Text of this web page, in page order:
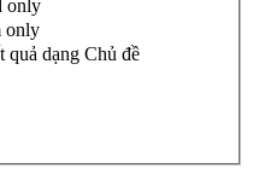
only
only
quả dạng Chủ đề